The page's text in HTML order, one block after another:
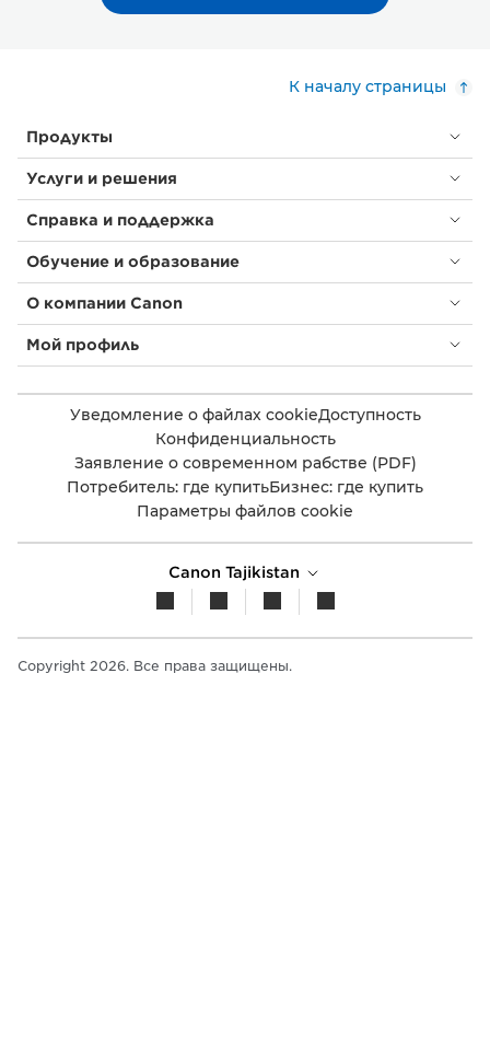
К началу страницы
Продукты
Услуги и решения
Справка и поддержка
Обучение и образование
О компании Canon
Мой профиль
Уведомление о файлах cookieДоступность
Конфиденциальность
Заявление о современном рабстве (PDF)
Потребитель: где купитьБизнес: где купить
Параметры файлов cookie
Canon Tajikistan
Copyright 2026. Все права защищены.